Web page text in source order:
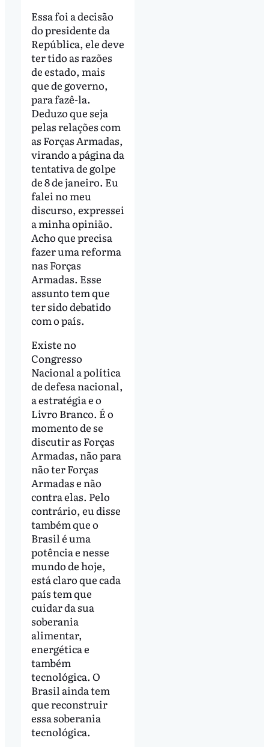
Essa foi a decisão
do presidente da
República, ele deve
ter tido as razões
de estado, mais
que de governo,
para fazê-la.
Deduzo que seja
pelas relações com
as Forças Armadas,
virando a página da
tentativa de golpe
de 8 de janeiro. Eu
falei no meu
discurso, expressei
a minha opinião.
Acho que precisa
fazer uma reforma
nas Forças
Armadas. Esse
assunto tem que
ter sido debatido
com o país.
Existe no
Congresso
Nacional a política
de defesa nacional,
a estratégia e o
Livro Branco. É o
momento de se
discutir as Forças
Armadas, não para
não ter Forças
Armadas e não
contra elas. Pelo
contrário, eu disse
também que o
Brasil é uma
potência e nesse
mundo de hoje,
está claro que cada
país tem que
cuidar da sua
soberania
alimentar,
energética e
também
tecnológica. O
Brasil ainda tem
que reconstruir
essa soberania
tecnológica.